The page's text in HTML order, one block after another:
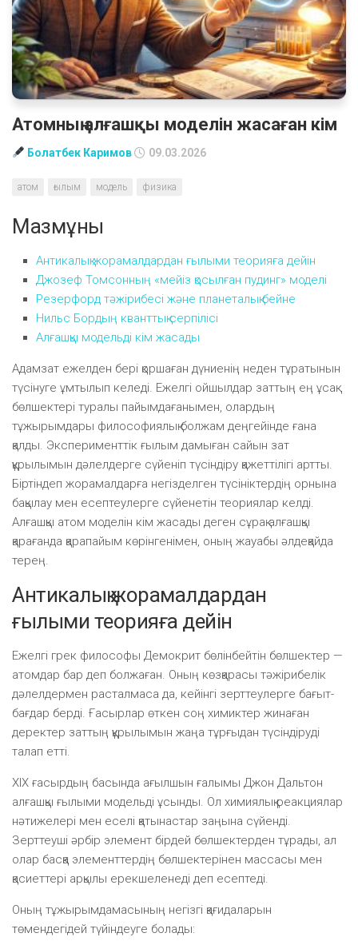
Атомның алғашқы моделін жасаған кім
Болатбек Каримов 09.03.2026
атом ғылым модель физика
Мазмұны
Антикалық жорамалдардан ғылыми теорияға дейін
Джозеф Томсонның «мейіз қосылған пудинг» моделі
Резерфорд тәжірибесі және планеталық бейне
Нильс Бордың кванттық серпілісі
Алғашқы модельді кім жасады
Адамзат ежелден бері қоршаған дүниенің неден тұратынын
түсінуге ұмтылып келеді. Ежелгі ойшылдар заттың ең ұсақ
бөлшектері туралы пайымдағанымен, олардың
тұжырымдары философиялық болжам деңгейінде ғана
қалды. Эксперименттік ғылым дамыған сайын зат
құрылымын дәлелдерге сүйеніп түсіндіру қажеттілігі артты.
Біртіндеп жорамалдарға негізделген түсініктердің орнына
бақылау мен есептеулерге сүйенетін теориялар келді.
Алғашқы атом моделін кім жасады деген сұрақ алғашқы
қарағанда қарапайым көрінгенімен, оның жауабы әлдеқайда
терең.
Антикалық жорамалдардан
ғылыми теорияға дейін
Ежелгі грек философы Демокрит бөлінбейтін бөлшектер —
атомдар бар деп болжаған. Оның көзқарасы тәжірибелік
дәлелдермен расталмаса да, кейінгі зерттеулерге бағыт-
бағдар берді. Ғасырлар өткен соң химиктер жинаған
деректер заттың құрылымын жаңа тұрғыдан түсіндіруді
талап етті.
XIX ғасырдың басында ағылшын ғалымы Джон Дальтон
алғашқы ғылыми модельді ұсынды. Ол химиялық реакциялар
нәтижелері мен еселі қатынастар заңына сүйенді.
Зерттеуші әрбір элемент бірдей бөлшектерден тұрады, ал
олар басқа элементтердің бөлшектерінен массасы мен
қасиеттері арқылы ерекшеленеді деп есептеді.
Оның тұжырымдамасының негізгі қағидаларын
төмендегідей түйіндеуге болады: